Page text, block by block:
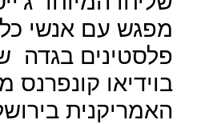
מפגש עם אנשי
פלסטינים בגדה
בוידיאו קונפרנס
האמריקנית